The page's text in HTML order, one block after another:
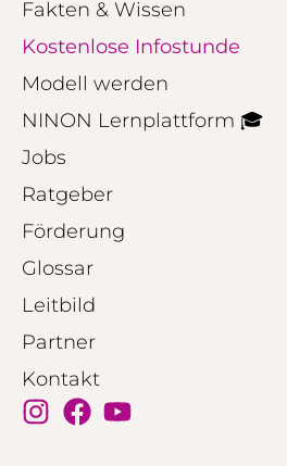
Fakten & Wissen
Kostenlose Infostunde
Modell werden
NINON Lernplattform 🎓
Jobs
Ratgeber
Förderung
Glossar
Leitbild
Partner
Kontakt